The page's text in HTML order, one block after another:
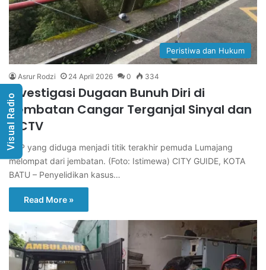
Peristiwa dan Hukum
Asrur Rodzi 24 April 2026 0 334
Investigasi Dugaan Bunuh Diri di
Jembatan Cangar Terganjal Sinyal dan
CCTV
TKP yang diduga menjadi titik terakhir pemuda Lumajang
melompat dari jembatan. (Foto: Istimewa) CITY GUIDE, KOTA
BATU – Penyelidikan kasus…
Read More »
Visual Radio